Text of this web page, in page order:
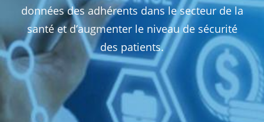
données des adhérents dans le secteur de la
santé et d’augmenter le niveau de sécurité
des patients.